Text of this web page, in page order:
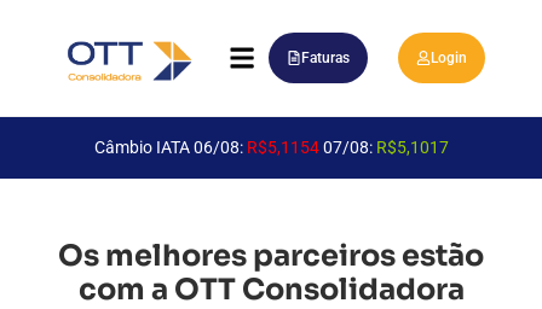
Faturas Login
Câmbio IATA 06/08: R$5,115407/08: R$5,1017
Os melhores parceiros estão
com a OTT Consolidadora